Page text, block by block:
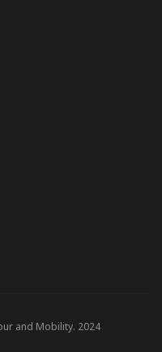
and Mobility. 2024